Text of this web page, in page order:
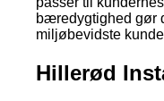
bæredygtighed gør
miljøbevidste
Hillerød